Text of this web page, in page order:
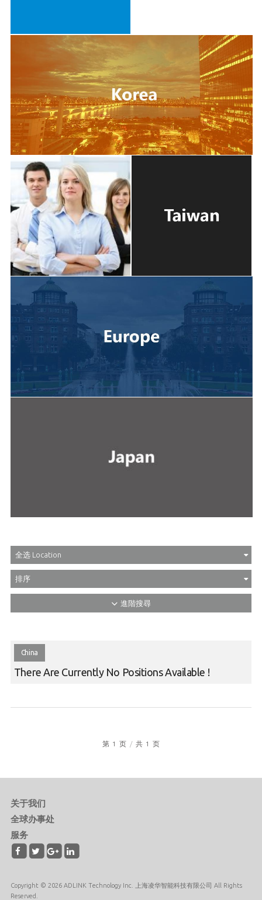
全选 Location
排序
China
There Are Currently No Positions Available !
第 1 页 / 共 1 页
关于我们
全球办事处
服务
Copyright © 2026 ADLINK Technology Inc. 上海凌华智能科技有限公司 All Rights
Reserved.